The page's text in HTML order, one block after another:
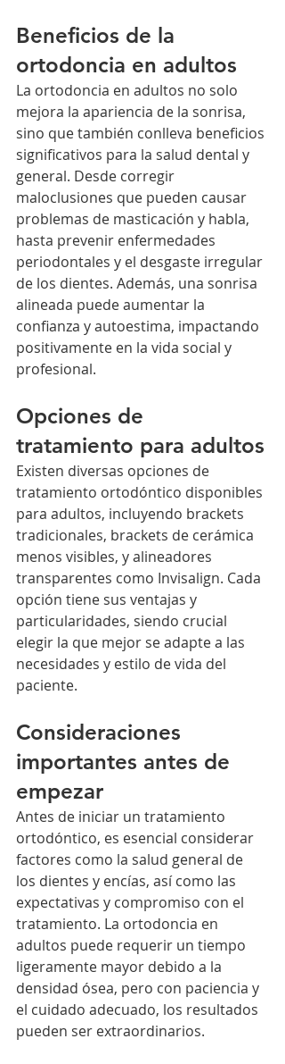
Beneficios de la
ortodoncia en adultos
La ortodoncia en adultos no solo
mejora la apariencia de la sonrisa,
sino que también conlleva beneficios
significativos para la salud dental y
general. Desde corregir
maloclusiones que pueden causar
problemas de masticación y habla,
hasta prevenir enfermedades
periodontales y el desgaste irregular
de los dientes. Además, una sonrisa
alineada puede aumentar la
confianza y autoestima, impactando
positivamente en la vida social y
profesional.
Opciones de
tratamiento para adultos
Existen diversas opciones de
tratamiento ortodóntico disponibles
para adultos, incluyendo brackets
tradicionales, brackets de cerámica
menos visibles, y alineadores
transparentes como Invisalign. Cada
opción tiene sus ventajas y
particularidades, siendo crucial
elegir la que mejor se adapte a las
necesidades y estilo de vida del
paciente.
Consideraciones
importantes antes de
empezar
Antes de iniciar un tratamiento
ortodóntico, es esencial considerar
factores como la salud general de
los dientes y encías, así como las
expectativas y compromiso con el
tratamiento. La ortodoncia en
adultos puede requerir un tiempo
ligeramente mayor debido a la
densidad ósea, pero con paciencia y
el cuidado adecuado, los resultados
pueden ser extraordinarios.